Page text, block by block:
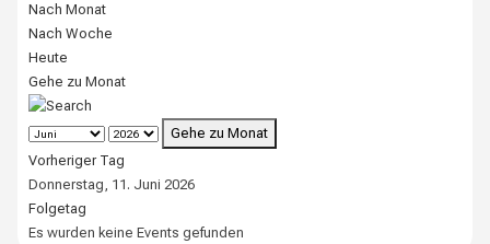
Nach Monat
Nach Woche
Heute
Gehe zu Monat
Gehe zu Monat
Vorheriger Tag
Donnerstag, 11. Juni 2026
Folgetag
Es wurden keine Events gefunden